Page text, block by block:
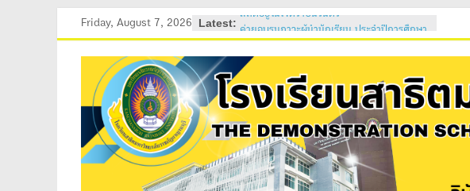
to
content
Friday, August 7, 2026 Latest:
ค่ายอบรมภาวะผู้นำนักเรียน ประจำปีการศึกษา
2569
วันสถาปนาโรงเรียนสาธิต 2569
ค่ายคุณธรรม จริยธรรม นักเรียนใหม่ 2569
ค่ายปรับพื้นฐานนักเรียนใหม่ 2569 (ม.1 และ
ม.4)
สถิตอยู่ในใจตราบนิรันดร์